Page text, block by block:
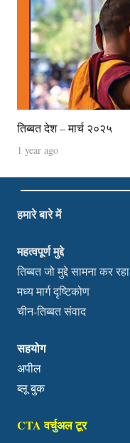
तिब्बत देश – मार्च २०२५
1 year ago
हमारे बारे में
महत्वपूर्ण मुद्दे
तिब्बत जो मुद्दे सामना कर रहा
मध्य मार्ग दृष्टिकोण
चीन-तिब्बत संवाद
सहयोग
अपील
ब्लू बुक
CTA वर्चुअल टूर